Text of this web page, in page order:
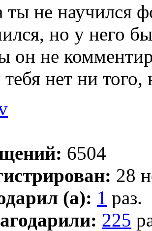
ты не научился
но у него
он не
нет ни того,
6504
28
(а): 1 раз.
225